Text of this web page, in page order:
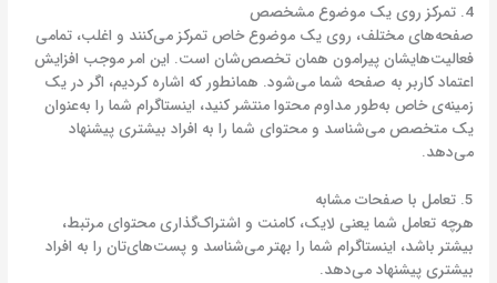
4. تمرکز روی یک موضوع مشخصص
صفحه‌های مختلف، روی یک موضوع خاص تمرکز می‌کنند و اغلب، تمامی
فعالیت‌هایشان پیرامون همان تخصص‌شان است. این امر موجب افزایش
اعتماد کاربر به صفحه شما می‌شود. همانطور که اشاره کردیم، اگر در یک
زمینه‌ی خاص به‌طور مداوم محتوا منتشر کنید، اینستاگرام شما را به‌عنوان
یک متخصص می‌شناسد و محتوای شما را به افراد بیشتری پیشنهاد
می‌دهد.
5. تعامل با صفحات مشابه
هرچه تعامل شما یعنی لایک، کامنت و اشتراک‌گذاری محتوای مرتبط،
بیشتر باشد، اینستاگرام شما را بهتر می‌شناسد و پست‌های‌تان را به افراد
بیشتری پیشنهاد می‌دهد.